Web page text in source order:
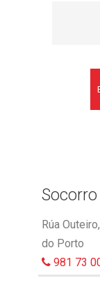
Socorro
Rúa
do Porto
981 73